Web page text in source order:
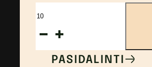
produkto
kiekis:
Sviestinis
PASIDALINTI